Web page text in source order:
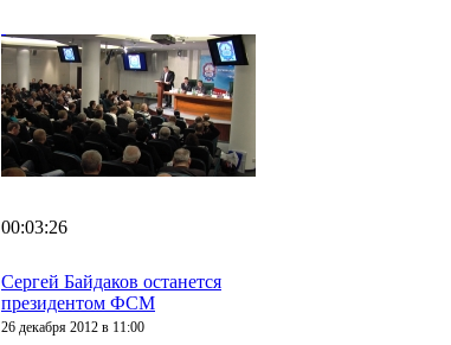
00:03:26
Сергей Байдаков останется
президентом ФСМ
26 декабря 2012 в 11:00